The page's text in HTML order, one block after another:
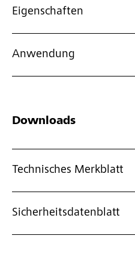
Eigenschaften
Anwendung
Downloads
Technisches Merkblatt
Sicherheitsdatenblatt